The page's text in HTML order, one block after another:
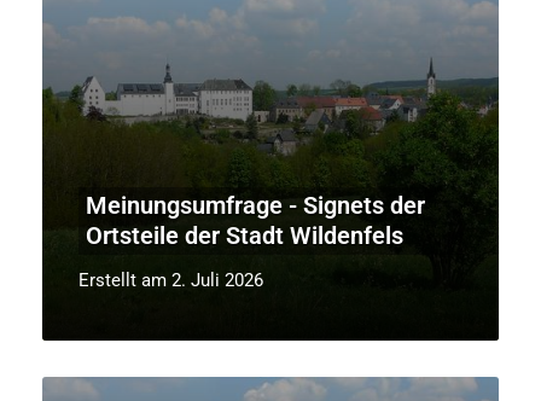
Meinungsumfrage - Signets der
Ortsteile der Stadt Wildenfels
Erstellt am 2. Juli 2026